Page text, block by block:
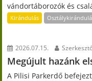
vándortáborozók és
Kirándulás
2026.07.15.
Megújult hazánk
A Pilisi Parkerdő